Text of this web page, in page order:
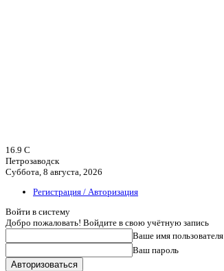
16.9 C
Петрозаводск
Суббота, 8 августа, 2026
Регистрация / Авторизация
Войти в систему
Добро пожаловать! Войдите в свою учётную запись
Ваше имя пользователя
Ваш пароль